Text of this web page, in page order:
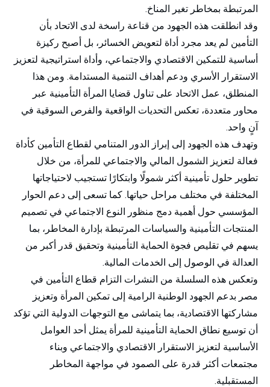
المرتبطة بمخاطر تغير المناخ.
وقد انطلقت هذه الجهود من قناعة راسخة لدى الاتحاد بأن
التأمين لم يعد مجرد أداة لتعويض الخسائر، بل أصبح ركيزة
أساسية للتمكين الاقتصادي والاجتماعي، وأداة استراتيجية لتعزيز
الاستقرار الأسري ودعم أهداف التنمية المستدامة. ومن هذا
المنطلق، عمل الاتحاد على تناول قضايا المرأة التأمينية عبر
محاور متعددة، تعكس التحديات الواقعية والفرص السوقية في
آنٍ واحد.
وتهدف هذه الجهود إلى إبراز الدور المتنامي لقطاع التأمين كأداة
فعالة لتعزيز الشمول المالي والاجتماعي للمرأة، من خلال
تطوير حلول تأمينية أكثر شمولًا وابتكارًا تستجيب لاحتياجاتها
المختلفة في مختلف مراحل حياتها. كما تسعى إلى دعم الحوار
المؤسسي حول أهمية دمج منظور النوع الاجتماعي في تصميم
المنتجات التأمينية والسياسات المرتبطة بإدارة المخاطر، بما
يسهم في تقليص فجوة الحماية التأمينية وتحقيق قدر أكبر من
العدالة في الوصول إلى الخدمات المالية.
وتعكس هذه السلسلة من النشرات التزام قطاع التأمين في
مصر بدعم الجهود الوطنية الرامية إلى تمكين المرأة وتعزيز
مشاركتها الاقتصادية، بما يتماشى مع التوجهات الدولية التي تؤكد
أن توسيع نطاق الحماية التأمينية للمرأة يمثل أحد العوامل
الأساسية لتعزيز الاستقرار الاقتصادي والاجتماعي وبناء
مجتمعات أكثر قدرة على الصمود في مواجهة المخاطر
المستقبلية.